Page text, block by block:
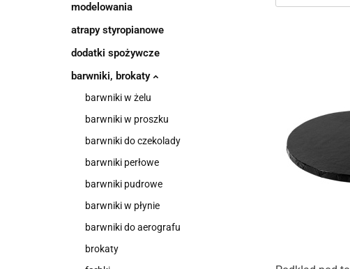
modelowania
atrapy styropianowe
dodatki spożywcze
barwniki, brokaty
barwniki w żelu
barwniki w proszku
barwniki do czekolady
barwniki perłowe
barwniki pudrowe
barwniki w płynie
barwniki do aerografu
brokaty